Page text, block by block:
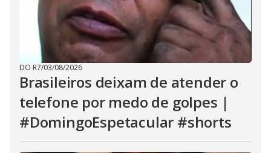
DO R7/03/08/2026
Brasileiros deixam de atender o
telefone por medo de golpes |
#DomingoEspetacular #shorts